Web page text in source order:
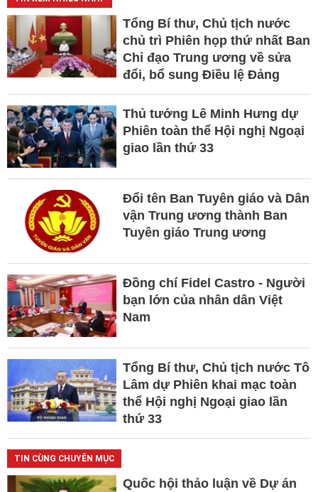
Tổng Bí thư, Chủ tịch nước
chủ trì Phiên họp thứ nhất Ban
Chỉ đạo Trung ương về sửa
đổi, bổ sung Điều lệ Đảng
Thủ tướng Lê Minh Hưng dự
Phiên toàn thể Hội nghị Ngoại
giao lần thứ 33
Đổi tên Ban Tuyên giáo và Dân
vận Trung ương thành Ban
Tuyên giáo Trung ương
Đồng chí Fidel Castro - Người
bạn lớn của nhân dân Việt
Nam
Tổng Bí thư, Chủ tịch nước Tô
Lâm dự Phiên khai mạc toàn
thể Hội nghị Ngoại giao lần
thứ 33
TIN CÙNG CHUYÊN MỤC
Quốc hội thảo luận về Dự án